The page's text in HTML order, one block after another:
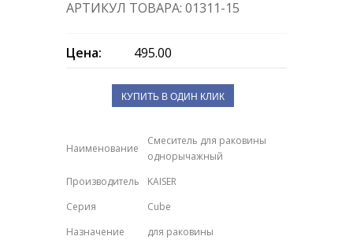
АРТИКУЛ ТОВАРА: 01311-15
Цена: 495.00
КУПИТЬ В ОДИН КЛИК
Наименование
Смеситель для раковины
однорычажный
Производитель
KAISER
Серия
Cube
Назначение
для раковины